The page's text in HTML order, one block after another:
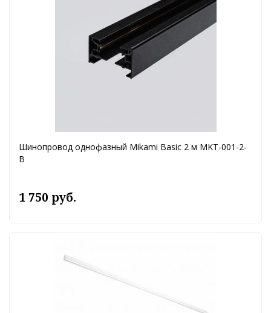
Шинопровод однофазный Mikami Basic 2 м MKT-001-2-
B
1 750 руб.